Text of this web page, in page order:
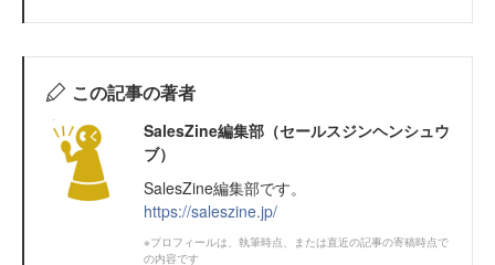
この記事の著者
SalesZine編集部（セールスジンヘンシュウ
ブ）
SalesZine編集部です。
https://saleszine.jp/
※プロフィールは、執筆時点、または直近の記事の寄稿時点で
の内容です